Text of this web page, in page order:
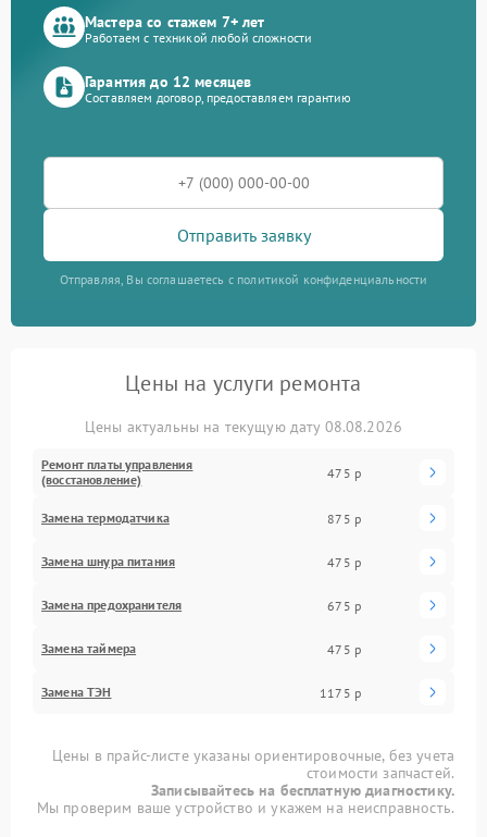
Мастера со стажем 7+ лет
Работаем с техникой любой сложности
Гарантия до 12 месяцев
Составляем договор, предоставляем гарантию
Отправить заявку
Отправляя, Вы соглашаетесь с политикой конфиденциальности
Цены на услуги ремонта
Цены актуальны на текущую дату 08.08.2026
Ремонт платы управления
(восстановление)
475 р
Замена термодатчика 875 р
Замена шнура питания 475 р
Замена предохранителя 675 р
Замена таймера 475 р
Замена ТЭН 1175 р
Цены в прайс-листе указаны ориентировочные, без учета
стоимости запчастей.
Записывайтесь на бесплатную диагностику.
Мы проверим ваше устройство и укажем на неисправность.